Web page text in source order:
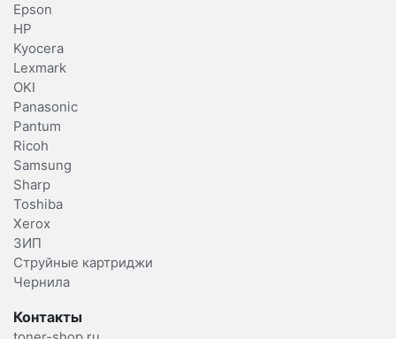
Epson
HP
Kyocera
Lexmark
OKI
Panasonic
Pantum
Ricoh
Samsung
Sharp
Toshiba
Xerox
ЗИП
Струйные картриджи
Чернила
Контакты